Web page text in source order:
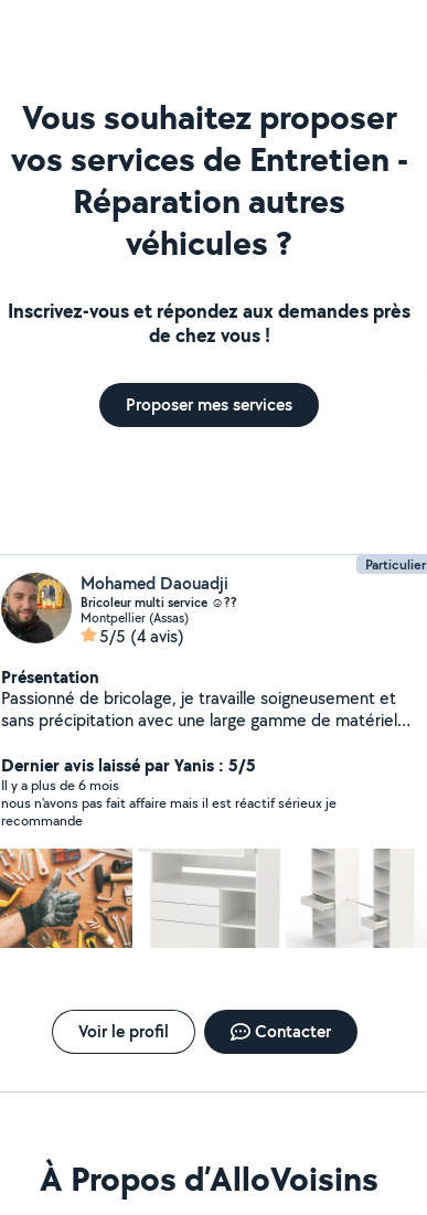
Vous souhaitez proposer
vos services de Entretien -
Réparation autres
véhicules ?
Inscrivez-vous et répondez aux demandes près
de chez vous !
Proposer mes services
Particulier
Mohamed Daouadji
Bricoleur multi service ☺️??️
Montpellier (Assas)
5/5 (4 avis)
Présentation
Passionné de bricolage, je travaille soigneusement et
sans précipitation avec une large gamme de matériels
Compagnons du Devoir. je travail : Spécialisation
peinture complète d'appartement au pistolet airless -
Pose tringles à rideaux - Installation suspension et
lustres - Fixation de votre TV au mur - Changement
interrupteur et prises électriques - Montage de
meubles (Dressing, ect...) - Montage et installation de
cuisine - Création de crédence personnalisé cuisine et
salle de bain (sur devis) - Pose parquet - Plomberie -
Pose faïence murale et carrelage - Réparation trou
intérieur et extérieur
Dernier avis laissé par Yanis : 5/5
Il y a plus de 6 mois
nous n'avons pas fait affaire mais il est réactif sérieux je
recommande
Voir le profil Contacter
À Propos d’AlloVoisins